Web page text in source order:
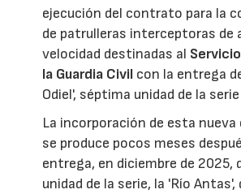
ejecución del contrato para la
de patrulleras interceptoras de
velocidad destinadas al
la Guardia Civil con la entrega
Odiel', séptima unidad de la
La incorporación de esta nueva
se produce pocos meses
entrega, en diciembre de 2025,
unidad de la serie, la 'Río Antas',